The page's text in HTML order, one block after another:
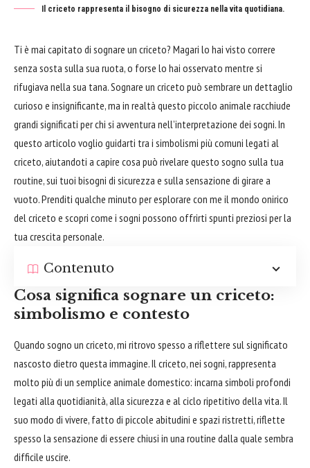
Il criceto rappresenta il bisogno di sicurezza nella vita quotidiana.
Ti è mai capitato di sognare un criceto? Magari lo hai visto correre
senza sosta sulla sua ruota, o forse lo hai osservato mentre si
rifugiava nella sua tana. Sognare un criceto può sembrare un dettaglio
curioso e insignificante, ma in realtà questo piccolo animale racchiude
grandi significati per chi si avventura nell’interpretazione dei sogni. In
questo articolo voglio guidarti tra i simbolismi più comuni legati al
criceto, aiutandoti a capire cosa può rivelare questo sogno sulla tua
routine, sui tuoi bisogni di sicurezza e sulla sensazione di girare a
vuoto. Prenditi qualche minuto per esplorare con me il mondo onirico
del criceto e scopri come i sogni possono offrirti spunti preziosi per la
tua crescita personale.
Contenuto
Cosa significa sognare un criceto:
simbolismo e contesto
Quando sogno un criceto, mi ritrovo spesso a riflettere sul significato
nascosto dietro questa immagine. Il criceto, nei sogni, rappresenta
molto più di un semplice animale domestico: incarna simboli profondi
legati alla quotidianità, alla sicurezza e al ciclo ripetitivo della vita. Il
suo modo di vivere, fatto di piccole abitudini e spazi ristretti, riflette
spesso la sensazione di essere chiusi in una routine dalla quale sembra
difficile uscire.